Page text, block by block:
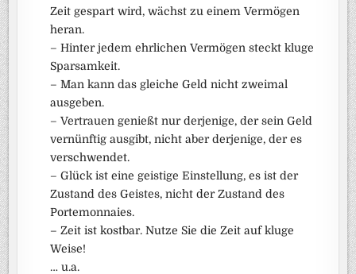
Zeit gespart wird, wächst zu einem Vermögen
heran.
– Hinter jedem ehrlichen Vermögen steckt kluge
Sparsamkeit.
– Man kann das gleiche Geld nicht zweimal
ausgeben.
– Vertrauen genießt nur derjenige, der sein Geld
vernünftig ausgibt, nicht aber derjenige, der es
verschwendet.
– Glück ist eine geistige Einstellung, es ist der
Zustand des Geistes, nicht der Zustand des
Portemonnaies.
– Zeit ist kostbar. Nutze Sie die Zeit auf kluge
Weise!
… u.a.